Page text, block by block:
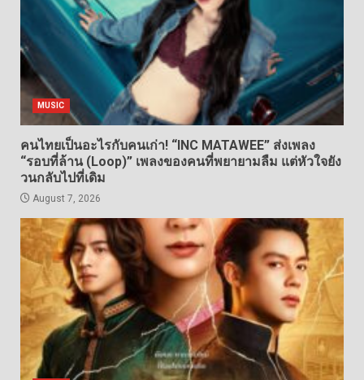
MUSIC
คนไทยเป็นอะไรกับคนเก่า! “INC MATAWEE” ส่งเพลง
“รอบที่ล้าน (Loop)” เพลงของคนที่พยายามลืม แต่หัวใจยัง
วนกลับไปที่เดิม
August 7, 2026